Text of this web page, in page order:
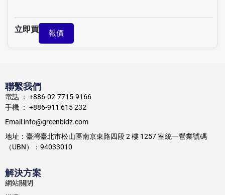
立即買 報價
解決方案
網站關閉
聯繫我們
電話 ： +886-02-7715-9166
手機 ： +886-911 615 232
Email:info@greenbidz.com
地址：臺灣臺北市松山區南京東路四段 2 樓 1257 室統一營業號碼
（UBN）：94033010